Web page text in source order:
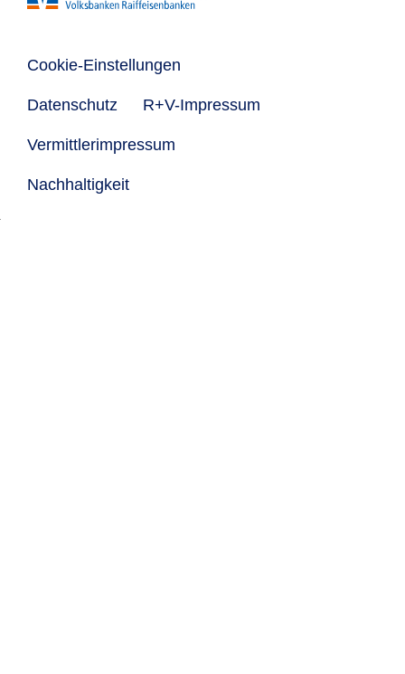
Cookie-Einstellungen
Datenschutz R+V-Impressum
Vermittlerimpressum
Nachhaltigkeit